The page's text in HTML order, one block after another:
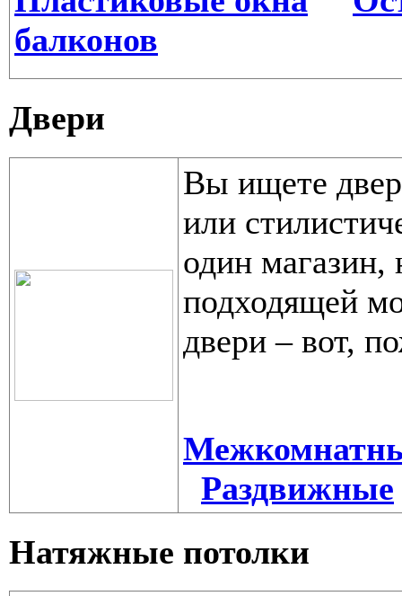
балконов
Двери
Вы ищете
или
один магазин,
подходящей
двери – вот,
Раздвижные
Натяжные потолки